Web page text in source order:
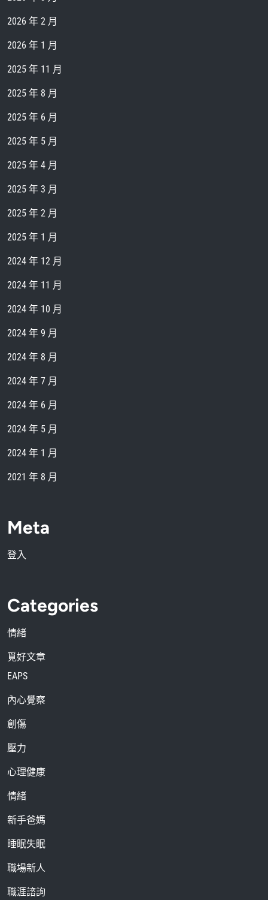
2026 年 2 月
2026 年 1 月
2025 年 11 月
2025 年 8 月
2025 年 6 月
2025 年 5 月
2025 年 4 月
2025 年 3 月
2025 年 2 月
2025 年 1 月
2024 年 12 月
2024 年 11 月
2024 年 10 月
2024 年 9 月
2024 年 8 月
2024 年 7 月
2024 年 6 月
2024 年 5 月
2024 年 1 月
2021 年 8 月
Meta
登入
Categories
情緒
覓好文章
EAPS
內心覺察
創傷
壓力
心理健康
情緒
新手爸媽
睡眠失眠
職場新人
職涯諮詢